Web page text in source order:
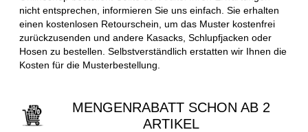
nicht entsprechen, informieren Sie uns einfach. Sie erhalten
einen kostenlosen Retourschein, um das Muster kostenfrei
zurückzusenden und andere Kasacks, Schlupfjacken oder
Hosen zu bestellen. Selbstverständlich erstatten wir Ihnen die
Kosten für die Musterbestellung.
MENGENRABATT SCHON AB 2
ARTIKEL